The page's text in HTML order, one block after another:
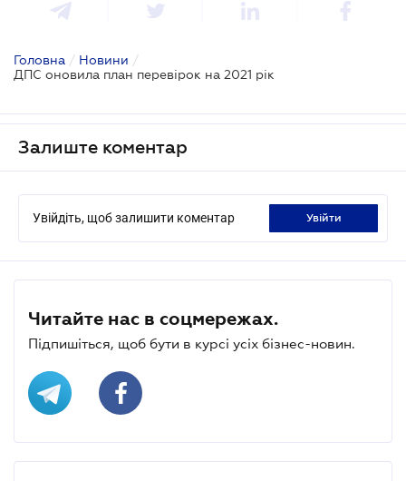
Головна / Новини /
ДПС оновила план перевірок на 2021 рік
Залиште коментар
Увійдіть, щоб залишити коментар увійти
Читайте нас в соцмережах.
Підпишіться, щоб бути в курсі усіх бізнес-новин.